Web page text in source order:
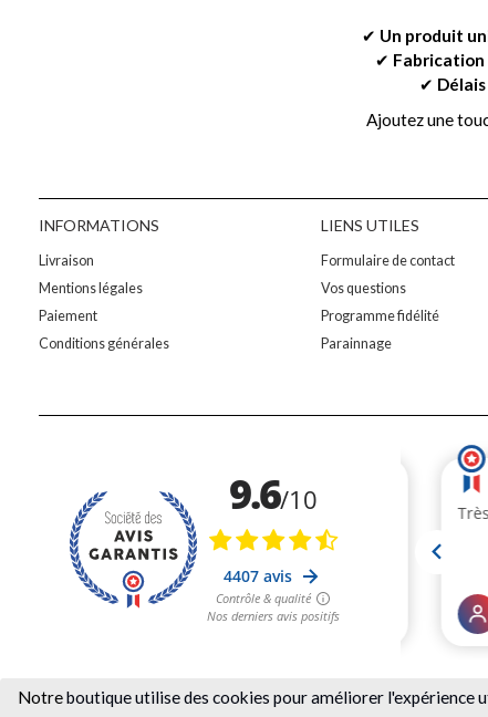
Notreboutique utilise des cookies pour améliorer
✔ Un produit
✔
✔
Ajoutez une
INFORMATIONS
Livraison
Mentions légales
Paiement
Conditions générales
LIENS UTILES
Formulaire de contact
Vos questions
Programme fidélité
Parainnage